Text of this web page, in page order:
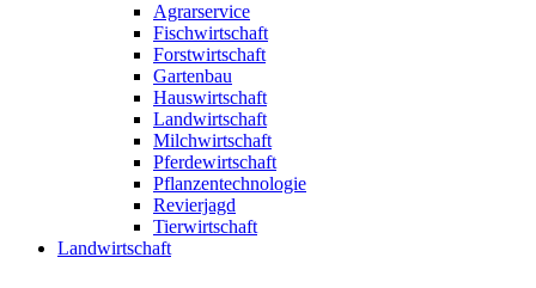
Agrarservice
Fischwirtschaft
Forstwirtschaft
Gartenbau
Hauswirtschaft
Landwirtschaft
Milchwirtschaft
Pferdewirtschaft
Pflanzentechnologie
Revierjagd
Tierwirtschaft
Landwirtschaft